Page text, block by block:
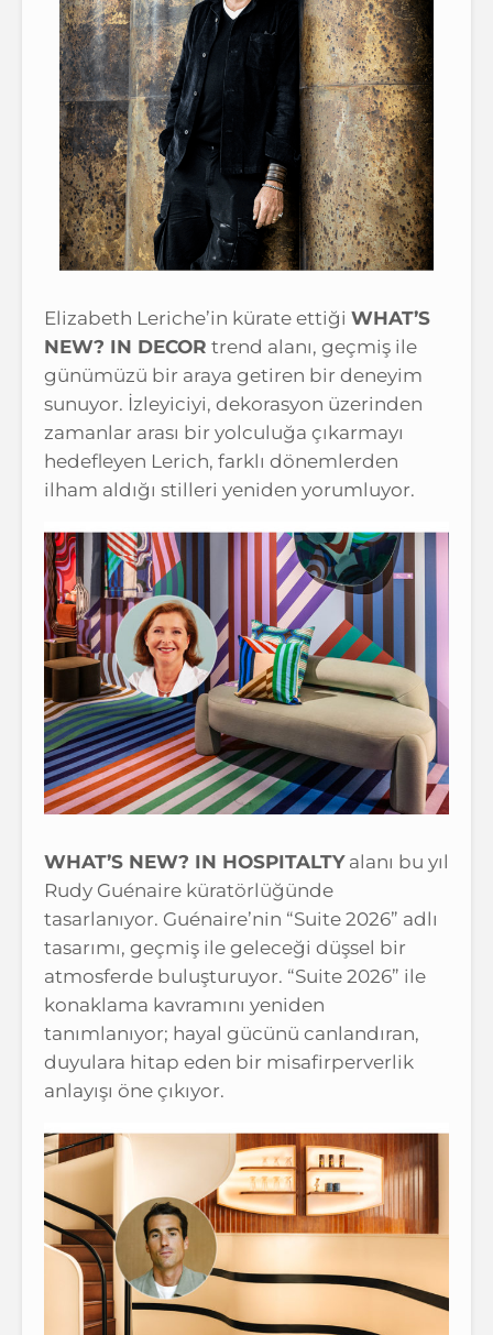
Elizabeth Leriche’in kürate ettiği WHAT’S
NEW? IN DECOR trend alanı, geçmiş ile
günümüzü bir araya getiren bir deneyim
sunuyor. İzleyiciyi, dekorasyon üzerinden
zamanlar arası bir yolculuğa çıkarmayı
hedefleyen Lerich, farklı dönemlerden
ilham aldığı stilleri yeniden yorumluyor.
WHAT’S NEW? IN HOSPITALTYalanı bu yıl
Rudy Guénaire küratörlüğünde
tasarlanıyor. Guénaire’nin “Suite 2026” adlı
tasarımı, geçmiş ile geleceği düşsel bir
atmosferde buluşturuyor. “Suite 2026” ile
konaklama kavramını yeniden
tanımlanıyor; hayal gücünü canlandıran,
duyulara hitap eden bir misafirperverlik
anlayışı öne çıkıyor.